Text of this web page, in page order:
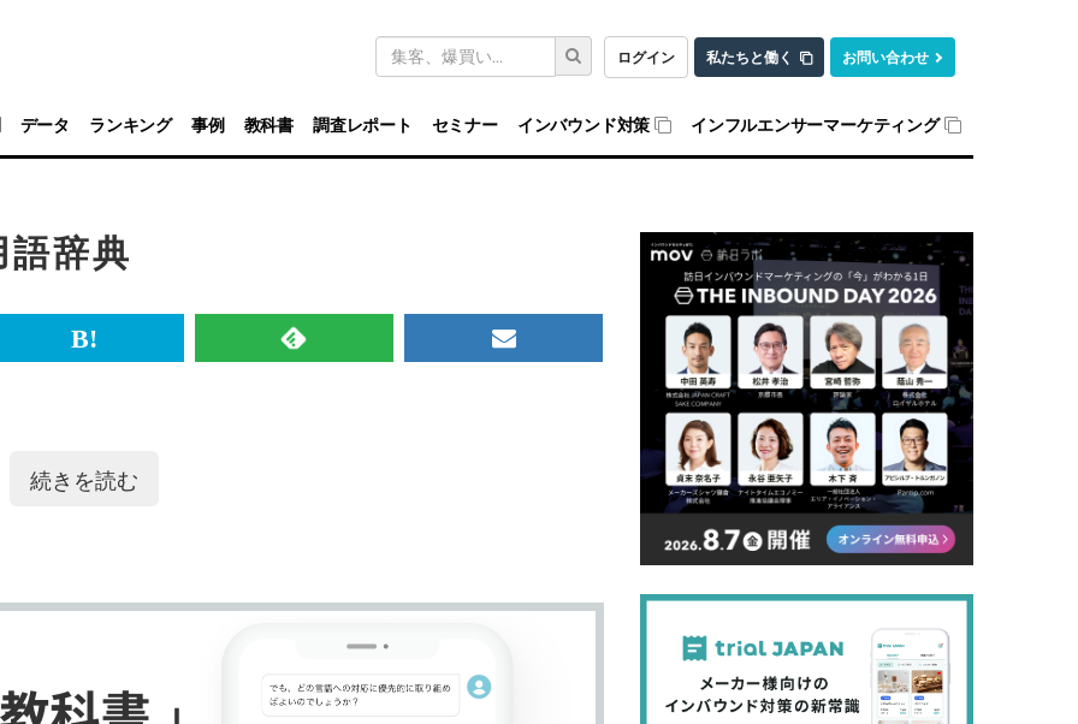
ログイン 私たちと働く お問い合わせ
キ
ワ
ド
検
索
データ ランキング 事例 教科書 調査レポート セミナー インバウンド対策 インフルエンサーマーケティング
辞典
は
ブ
ッ
ー
に
RSS
す
メ
る
続きを読む